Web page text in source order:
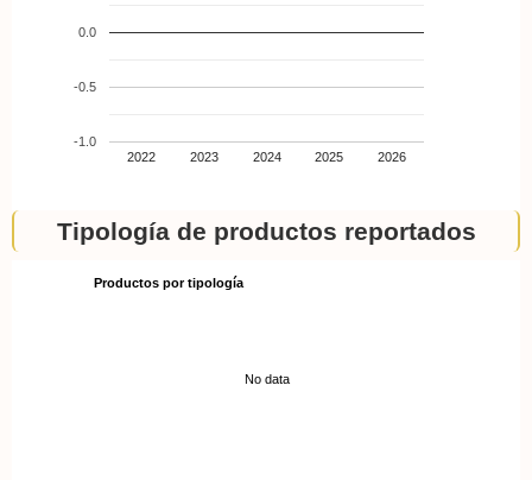
2022 2023 2024 2025 2026
-1.0
-0.5
0.0
Tipología de productos reportados
Productos por tipología
No data